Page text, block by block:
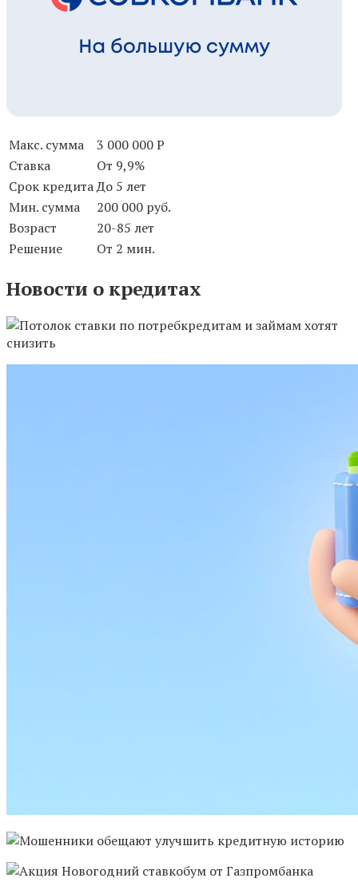
Макс. сумма
3 000 000 Р
Ставка
От 9,9%
Срок кредитаДо 5 лет
Мин. сумма
200 000 руб.
Возраст
20-85 лет
Решение
От 2 мин.
Новости о кредитах